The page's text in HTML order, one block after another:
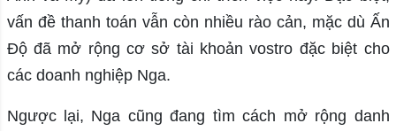
vấn đề thanh toán vẫn còn nhiều rào cản, mặc dù Ấn
Độ đã mở rộng cơ sở tài khoản vostro đặc biệt cho
các doanh nghiệp Nga.
Ngược lại, Nga cũng đang tìm cách mở rộng danh